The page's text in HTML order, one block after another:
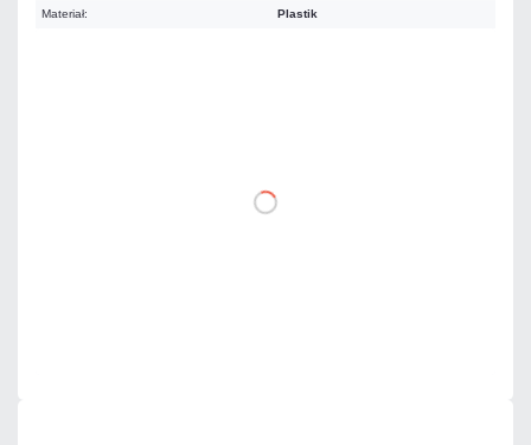
Materiał: Plastik
DO KOSZYKA